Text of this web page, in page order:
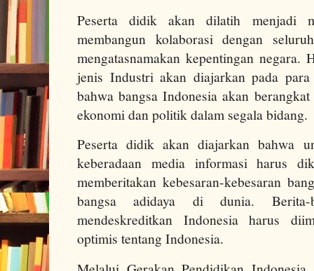
Peserta didik akan dilatih menjadi
membangun kolaborasi dengan
mengatasnamakan kepentingan
jenis Industri akan diajarkan pada
bahwa bangsa Indonesia akan
ekonomi dan politik dalam segala bidang.
Peserta didik akan diajarkan bahwa
keberadaan media informasi harus
memberitakan kebesaran-kebesaran
bangsa adidaya di dunia.
mendeskreditkan Indonesia harus
optimis tentang Indonesia.